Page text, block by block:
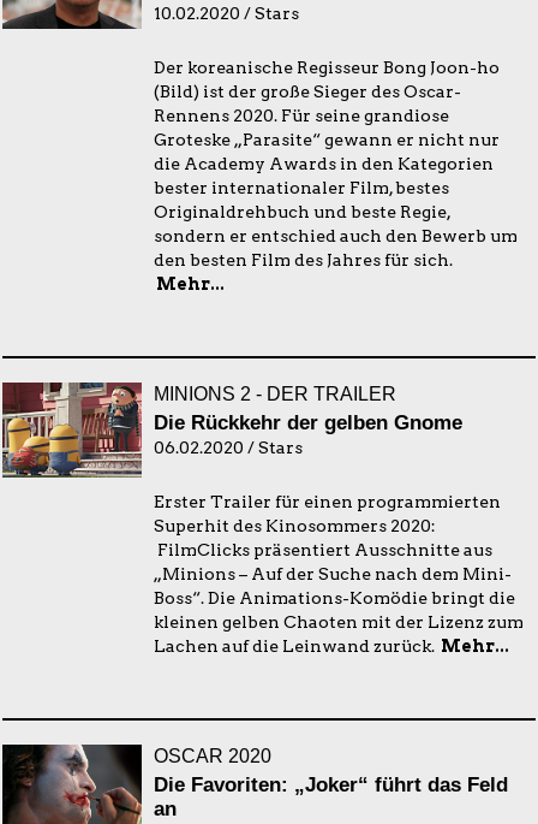
10.02.2020 / Stars
Der koreanische Regisseur Bong Joon-ho
(Bild) ist der große Sieger des Oscar-
Rennens 2020. Für seine grandiose
Groteske „Parasite“ gewann er nicht nur
die Academy Awards in den Kategorien
bester internationaler Film, bestes
Originaldrehbuch und beste Regie,
sondern er entschied auch den Bewerb um
den besten Film des Jahres für sich.
Mehr...
MINIONS 2 - DER TRAILER
Die Rückkehr der gelben Gnome
06.02.2020 / Stars
Erster Trailer für einen programmierten
Superhit des Kinosommers 2020:
FilmClicks präsentiert Ausschnitte aus
„Minions – Auf der Suche nach dem Mini-
Boss“. Die Animations-Komödie bringt die
kleinen gelben Chaoten mit der Lizenz zum
Lachen auf die Leinwand zurück. Mehr...
OSCAR 2020
Die Favoriten: „Joker“ führt das Feld
an